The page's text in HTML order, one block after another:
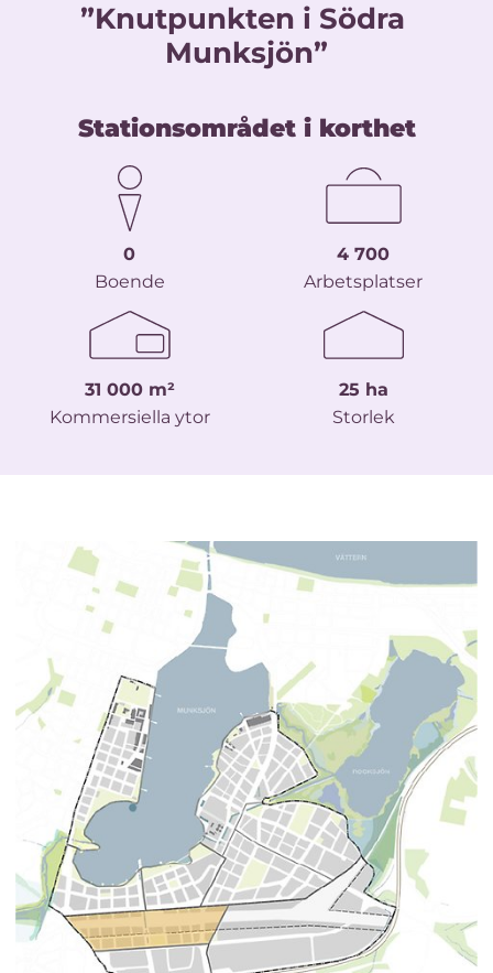
”Knutpunkten i Södra
Munksjön”
Stationsområdet i korthet
0
Boende
4 700
Arbetsplatser
31 000 m²
Kommersiella ytor
25 ha
Storlek